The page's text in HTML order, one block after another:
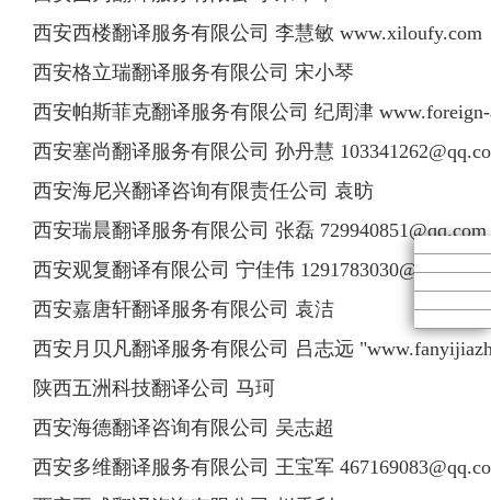
西安西楼翻译服务有限公司 李慧敏 www.xiloufy.com
西安格立瑞翻译服务有限公司 宋小琴
西安帕斯菲克翻译服务有限公司 纪周津 www.foreign-
西安塞尚翻译服务有限公司 孙丹慧
西安海尼兴翻译咨询有限责任公司 袁昉
西安瑞晨翻译服务有限公司 张磊 729940851@qq.com
西安观复翻译有限公司 宁佳伟 1291783030@qq.com
西安嘉唐轩翻译服务有限公司 袁洁
西安月贝凡翻译服务有限公司 吕志远
陕西五洲科技翻译公司 马珂
西安海德翻译咨询有限公司 吴志超
西安多维翻译服务有限公司 王宝军